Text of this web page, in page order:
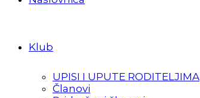
Klub
UPISI I UPUTE RODITELJIMA
Članovi